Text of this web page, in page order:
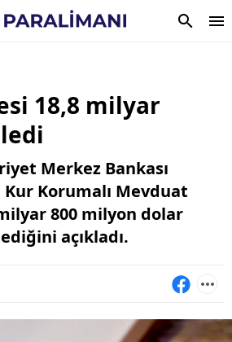
18,8 milyar
Merkez Bankası
Korumalı Mevduat
800 milyon dolar
açıkladı.